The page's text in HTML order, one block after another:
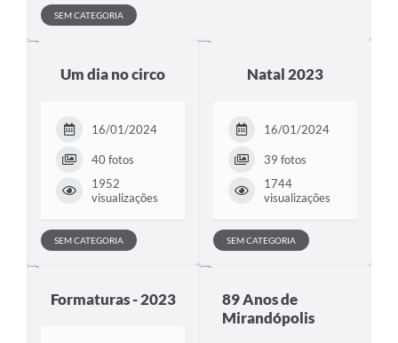
Ouvidoria
Emprega Mirandópolis
Terceiro Setor
Contato
SEM CATEGORIA
Um dia no circo
16/01/2024
40 fotos
1952
visualizações
SEM CATEGORIA
Natal 2023
16/01/2024
39 fotos
1744
visualizações
SEM CATEGORIA
Formaturas - 2023
89 Anos de
Mirandópolis